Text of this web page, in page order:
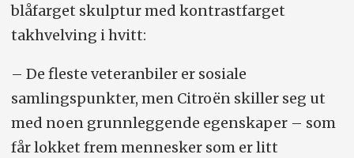
blåfarget skulptur med kontrastfarget
takhvelving i hvitt:
– De fleste veteranbiler er sosiale
samlingspunkter, men Citroën skiller seg ut
med noen grunnleggende egenskaper – som
får lokket frem mennesker som er litt